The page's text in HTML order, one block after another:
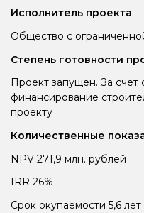
Исполнитель проекта
Общество с
Степень готовности
Проект запущен. За
финансирование
проекту
Количественные
NPV 271,9 млн. рублей
IRR 26%
Срок окупаемости 5,6 лет